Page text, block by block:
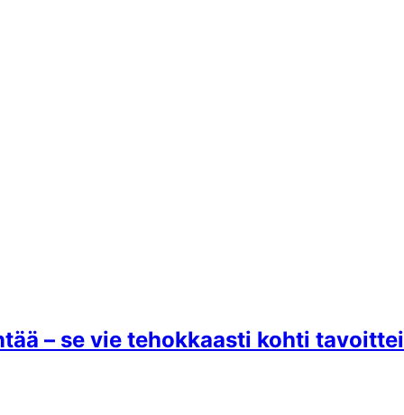
– se vie tehokkaasti kohti